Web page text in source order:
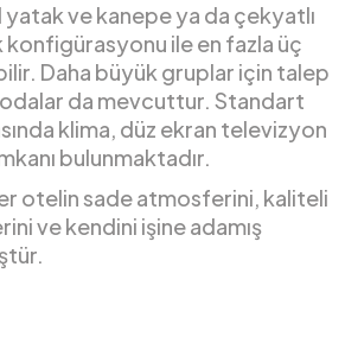
ve kanepe ya da çekyatlı
ile en fazla üç
Daha büyük gruplar için talep
odalar da mevcuttur. Standart
klima, düz ekran televizyon
bulunmaktadır.
otelin sade atmosferini, kaliteli
ve kendini işine adamış